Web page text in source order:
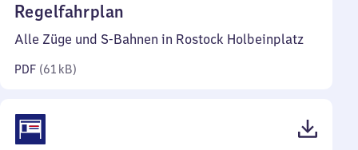
Regelfahrplan
61
Alle Züge und S-Bahnen in Rostock Holbeinplatz
PDF (61 kB)